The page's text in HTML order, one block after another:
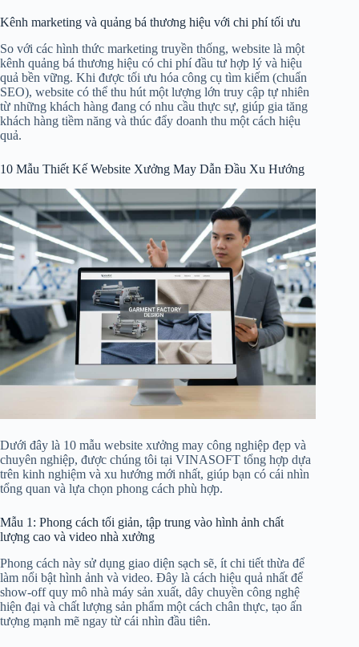
Kênh marketing và quảng bá thương hiệu với chi phí tối ưu
So với các hình thức marketing truyền thống, website là một
kênh quảng bá thương hiệu có chi phí đầu tư hợp lý và hiệu
quả bền vững. Khi được tối ưu hóa công cụ tìm kiếm (chuẩn
SEO), website có thể thu hút một lượng lớn truy cập tự nhiên
từ những khách hàng đang có nhu cầu thực sự, giúp gia tăng
khách hàng tiềm năng và thúc đẩy doanh thu một cách hiệu
quả.
10 Mẫu Thiết Kế Website Xưởng May Dẫn Đầu Xu Hướng
Dưới đây là 10 mẫu website xưởng may công nghiệp đẹp và
chuyên nghiệp, được chúng tôi tại VINASOFT tổng hợp dựa
trên kinh nghiệm và xu hướng mới nhất, giúp bạn có cái nhìn
tổng quan và lựa chọn phong cách phù hợp.
Mẫu 1: Phong cách tối giản, tập trung vào hình ảnh chất
lượng cao và video nhà xưởng
Phong cách này sử dụng giao diện sạch sẽ, ít chi tiết thừa để
làm nổi bật hình ảnh và video. Đây là cách hiệu quả nhất để
show-off quy mô nhà máy sản xuất, dây chuyền công nghệ
hiện đại và chất lượng sản phẩm một cách chân thực, tạo ấn
tượng mạnh mẽ ngay từ cái nhìn đầu tiên.